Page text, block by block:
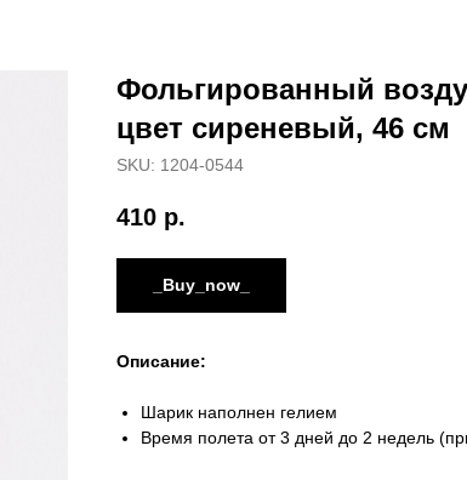
Фольгированный
цвет сиреневый, 46 см
SKU: 1204-0544
410 р.
_Buy_now_
Описание:
Шарик наполнен гелием
Время полета от 3 дней до 2 недель